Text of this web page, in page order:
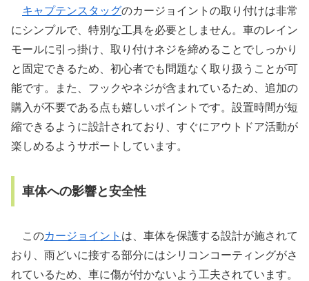
キャプテンスタッグのカージョイントの取り付けは非常
にシンプルで、特別な工具を必要としません。車のレイン
モールに引っ掛け、取り付けネジを締めることでしっかり
と固定できるため、初心者でも問題なく取り扱うことが可
能です。また、フックやネジが含まれているため、追加の
購入が不要である点も嬉しいポイントです。設置時間が短
縮できるように設計されており、すぐにアウトドア活動が
楽しめるようサポートしています。
車体への影響と安全性
このカージョイント は、車体を保護する設計が施されて
おり、雨どいに接する部分にはシリコンコーティングがさ
れているため、車に傷が付かないよう工夫されています。